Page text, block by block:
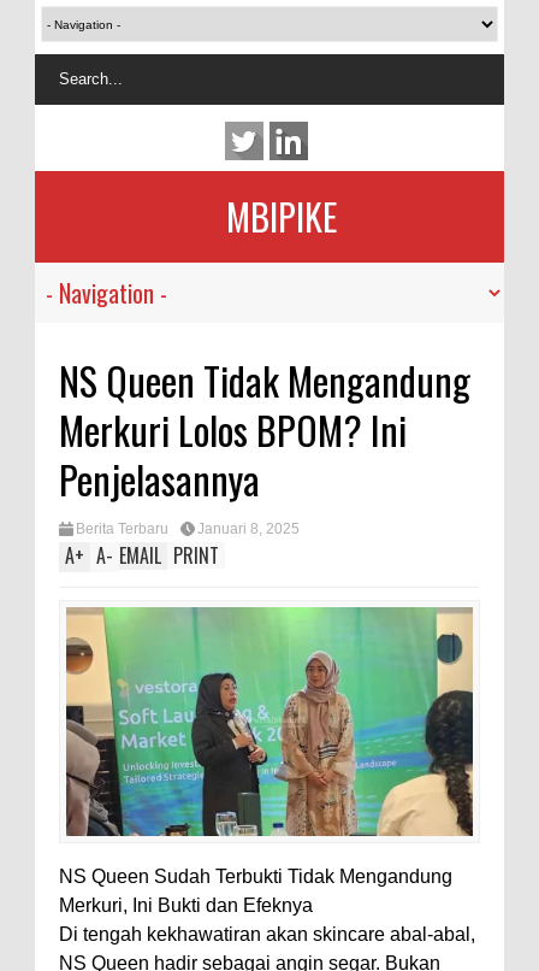
MBIPIKE
NS Queen Tidak Mengandung
Merkuri Lolos BPOM? Ini
Penjelasannya
Berita Terbaru Januari 8, 2025
A+ A- EMAIL PRINT
NS Queen Sudah Terbukti Tidak Mengandung
Merkuri, Ini Bukti dan Efeknya
Di tengah kekhawatiran akan skincare abal-abal,
NS Queen hadir sebagai angin segar. Bukan